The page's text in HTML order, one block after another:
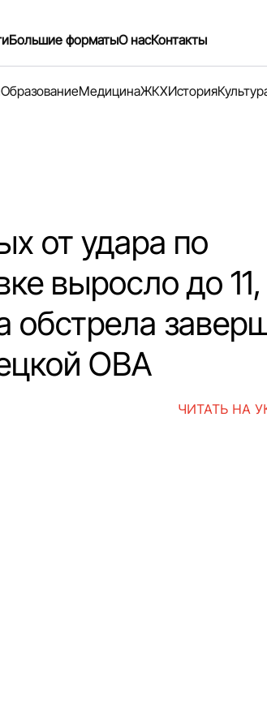
Большие форматыО насКонтакты
ОбразованиеМедицинаЖКХИстория
от удара по
выросло до 11,
обстрела
ОВА
ЧИТАТЬ НА